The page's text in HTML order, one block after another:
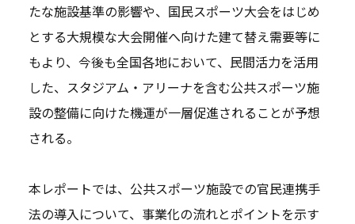
たな施設基準の影響や、国民スポーツ大会をはじめ
とする大規模な大会開催へ向けた建て替え需要等に
もより、今後も全国各地において、民間活力を活用
した、スタジアム・アリーナを含む公共スポーツ施
設の整備に向けた機運が一層促進されることが予想
される。
本レポートでは、公共スポーツ施設での官民連携手
法の導入について、事業化の流れとポイントを示す